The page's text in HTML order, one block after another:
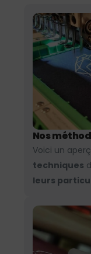
Nos
Voici un
techniques
leurs